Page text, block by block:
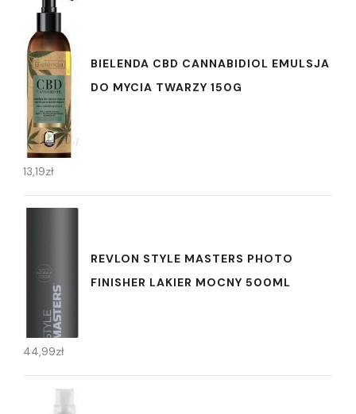
BIELENDA CBD CANNABIDIOL EMULSJA
DO MYCIA TWARZY 150G
13,19zł
REVLON STYLE MASTERS PHOTO
FINISHER LAKIER MOCNY 500ML
44,99zł